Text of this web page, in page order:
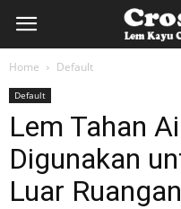
lemkayu.net
Lem
Home Default
Default
Lem Tahan
Digunakan
Luar Ruangan